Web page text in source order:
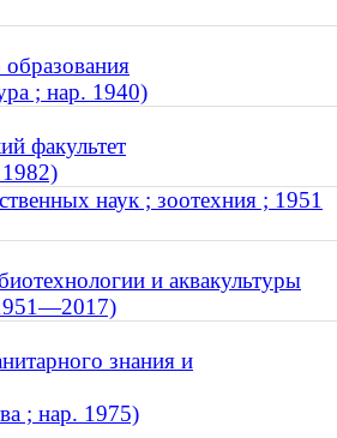
; нар. 1940)
факультет
1982)
наук ; зоотехния ; 1951
и аквакультуры
1951—2017)
знания и
; нар. 1975)